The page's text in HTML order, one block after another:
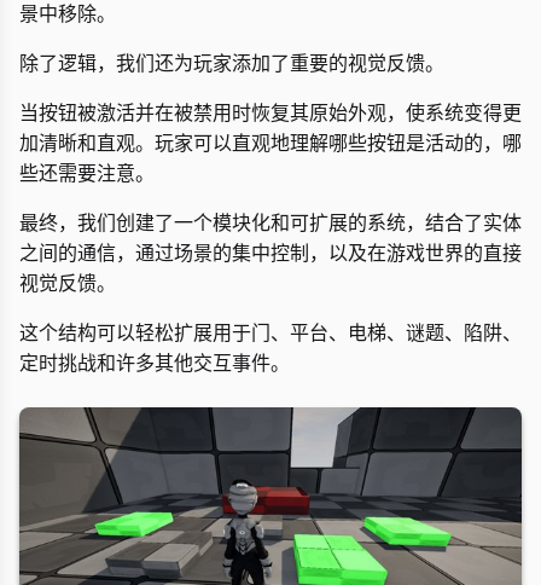
景中移除。
除了逻辑，我们还为玩家添加了重要的视觉反馈。
当按钮被激活并在被禁用时恢复其原始外观，使系统变得更
加清晰和直观。玩家可以直观地理解哪些按钮是活动的，哪
些还需要注意。
最终，我们创建了一个模块化和可扩展的系统，结合了实体
之间的通信，通过场景的集中控制，以及在游戏世界的直接
视觉反馈。
这个结构可以轻松扩展用于门、平台、电梯、谜题、陷阱、
定时挑战和许多其他交互事件。